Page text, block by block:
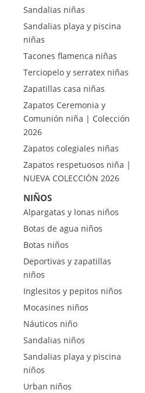
Sandalias niñas
Sandalias playa y piscina
niñas
Tacones flamenca niñas
Terciopelo y serratex niñas
Zapatillas casa niñas
Zapatos Ceremonia y
Comunión niña | Colección
2026
Zapatos colegiales niñas
Zapatos respetuosos niña |
NUEVA COLECCIÓN 2026
NIÑOS
Alpargatas y lonas niños
Botas de agua niños
Botas niños
Deportivas y zapatillas
niños
Inglesitos y pepitos niños
Mocasines niños
Náuticos niño
Sandalias niños
Sandalias playa y piscina
niños
Urban niños